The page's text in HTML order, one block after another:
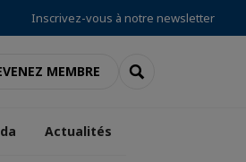
Inscrivez-vous à notre newsletter
MEMBRE RECHERCHER
Actualités